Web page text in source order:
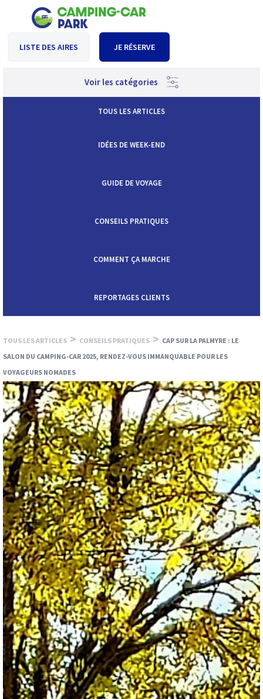
LISTE DES AIRES JE RÉSERVE
Voir les catégories
TOUS LES ARTICLES
IDÉES DE WEEK-END
GUIDE DE VOYAGE
CONSEILS PRATIQUES
COMMENT ÇA MARCHE
REPORTAGES CLIENTS
TOUS LES ARTICLES > CONSEILS PRATIQUES > CAP SUR LA PALMYRE : LE
SALON DU CAMPING-CAR 2025, RENDEZ-VOUS IMMANQUABLE POUR LES
VOYAGEURS NOMADES